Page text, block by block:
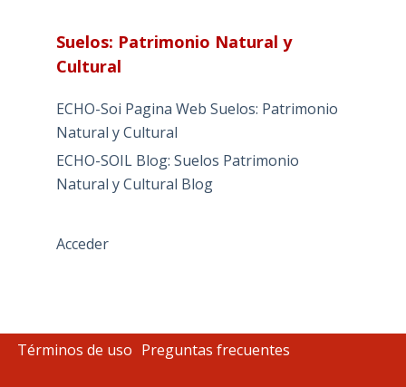
Suelos: Patrimonio Natural y
Cultural
ECHO-Soi Pagina Web Suelos: Patrimonio
Natural y Cultural
ECHO-SOIL Blog: Suelos Patrimonio
Natural y Cultural Blog
Acceder
Términos de uso Preguntas frecuentes